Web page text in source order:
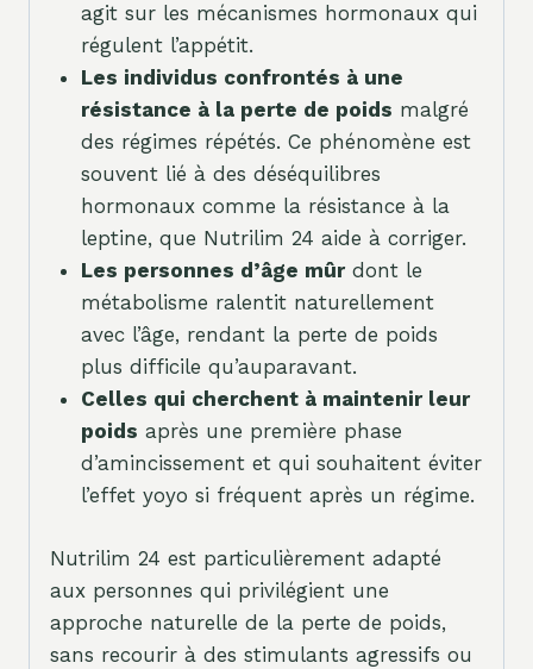
agit sur les mécanismes hormonaux qui
régulent l’appétit.
Les individus confrontés à une
résistance à la perte de poids malgré
des régimes répétés. Ce phénomène est
souvent lié à des déséquilibres
hormonaux comme la résistance à la
leptine, que Nutrilim 24 aide à corriger.
Les personnes d’âge mûrdont le
métabolisme ralentit naturellement
avec l’âge, rendant la perte de poids
plus difficile qu’auparavant.
Celles qui cherchent à maintenir leur
poids après une première phase
d’amincissement et qui souhaitent éviter
l’effet yoyo si fréquent après un régime.
Nutrilim 24 est particulièrement adapté
aux personnes qui privilégient une
approche naturelle de la perte de poids,
sans recourir à des stimulants agressifs ou